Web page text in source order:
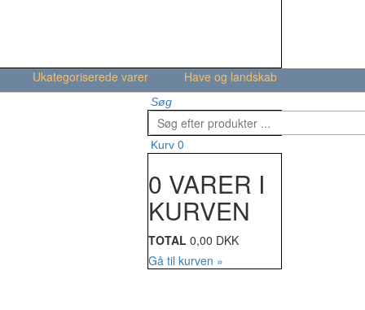
Ukategoriserede varer Have og landskab
Søg
Kurv 0
0 VARER I
KURVEN
TOTAL 0,00 DKK
Gå til kurven »